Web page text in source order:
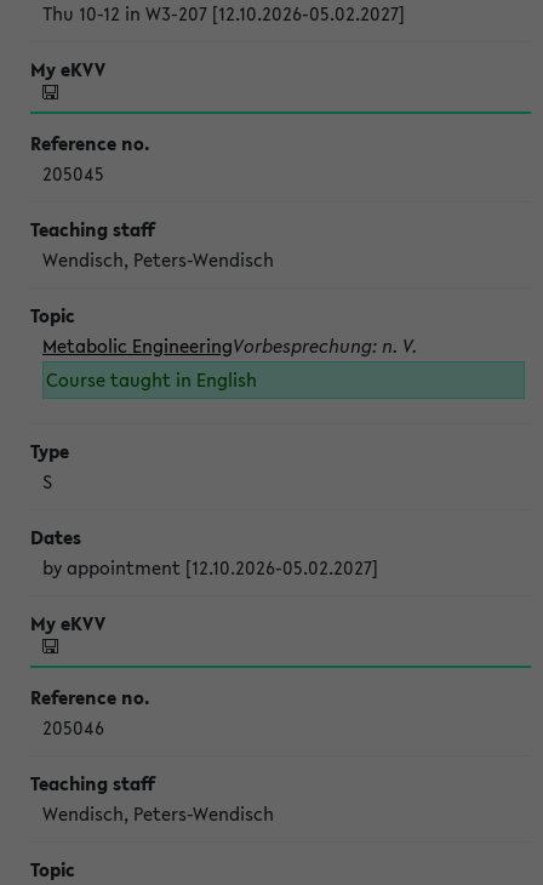
Thu 10-12 in W3-207 [12.10.2026-05.02.2027]
205045
Wendisch, Peters-Wendisch
Metabolic EngineeringVorbesprechung: n. V.
Course taught in English
S
by appointment [12.10.2026-05.02.2027]
205046
Wendisch, Peters-Wendisch